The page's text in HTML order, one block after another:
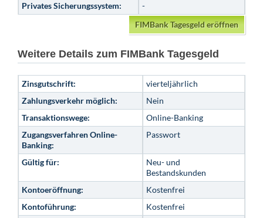
Privates Sicherungssystem:
-
FIMBank Tagesgeld eröffnen
Weitere Details zum FIMBank Tagesgeld
Zinsgutschrift:
vierteljährlich
Zahlungsverkehr möglich:
Nein
Transaktionswege:
Online-Banking
Zugangsverfahren Online-
Banking:
Passwort
Gültig für:
Neu- und
Bestandskunden
Kontoeröffnung:
Kostenfrei
Kontoführung:
Kostenfrei